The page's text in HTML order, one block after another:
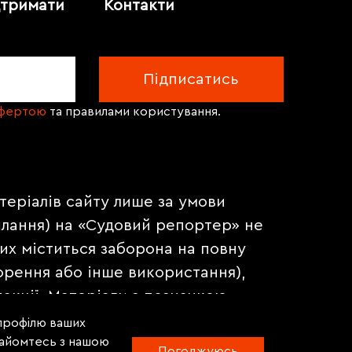
Контакти
та правилами користування.
сайту лише за умови
на «Судовий репортер» не
міститься заборона на повну
або інше використання),
Матеріали з позначкою
правах реклами.
ваших
з нашою